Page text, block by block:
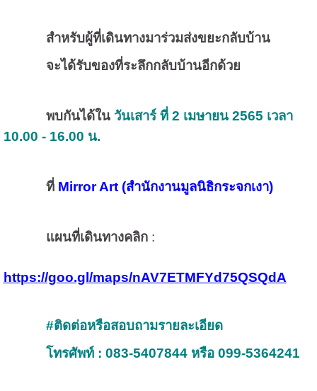
สำหรับผู้ที่เดินทางมาร่วมส่งขยะกลับบ้าน
จะได้รับของที่ระลึกกลับบ้านอีกด้วย
พบกันได้ใน วันเสาร์ ที่ 2 เมษายน 2565 เวลา
10.00 - 16.00 น.
ที่ Mirror Art (สำนักงานมูลนิธิกระจกเงา)
แผนที่เดินทางคลิก:
https://goo.gl/maps/nAV7ETMFYd75QSQdA
#ติดต่อหรือสอบถามรายละเอียด
โทรศัพท์ : 083-5407844 หรือ 099-5364241